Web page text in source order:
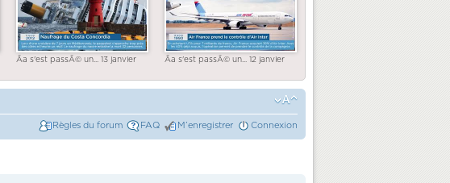
Ãa s'est passÃ© un... 13 janvier Ãa s'est passÃ© un... 12 janvier
Règles du forum FAQ M’enregistrer Connexion